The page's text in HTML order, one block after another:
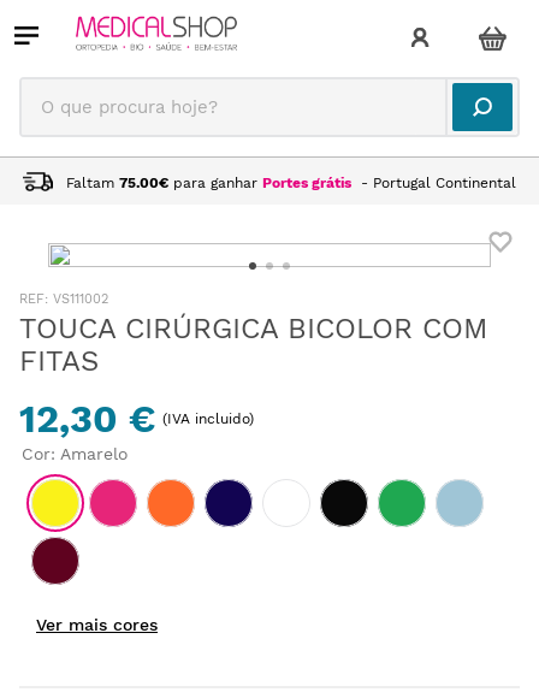
O que procura hoje?
Faltam 75.00€ para ganhar Portes grátis - Portugal Continental
: VS111002
TOUCA CIRÚRGICA BICOLOR COM
FITAS
12,30 € (IVA incluido)
Cor: Amarelo